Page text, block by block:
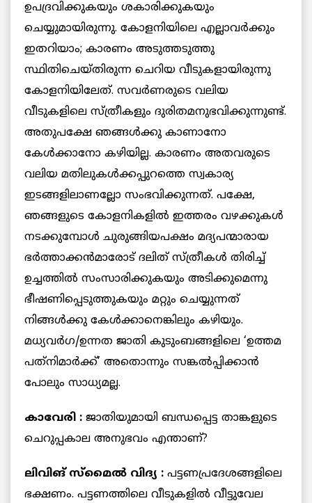
ഉപദ്രവിക്കുകയും ശകാരിക്കുകയും
ചെയ്യുമായിരുന്നു. കോളനിയിലെ എല്ലാവര്‍ക്കും
ഇതറിയാം; കാരണം അടുത്തടുത്തു
സ്ഥിതിചെയ്തിരുന്ന ചെറിയ വീടുകളായിരുന്നു
കോളനിയിലേത്. സവര്‍ണരുടെ വലിയ
വീടുകളിലെ സ്ത്രീകളും ദുരിതമനുഭവിക്കുന്നുണ്ട്.
അതുപക്ഷേ ഞങ്ങള്‍ക്കു കാണാനോ
കേള്‍ക്കാനോ കഴിയില്ല. കാരണം അതവരുടെ
വലിയ മതിലുകള്‍ക്കപ്പുറത്തെ സ്വകാര്യ
ഇടങ്ങളിലാണല്ലോ സംഭവിക്കുന്നത്. പക്ഷേ,
ഞങ്ങളുടെ കോളനികളില്‍ ഇത്തരം വഴക്കുകള്‍
നടക്കുമ്പോള്‍ ചുരുങ്ങിയപക്ഷം മദ്യപന്മാരായ
ഭര്‍ത്താക്കന്‍മാരോട് ദലിത് സ്ത്രീകള്‍ തിരിച്ച്
ഉച്ചത്തില്‍ സംസാരിക്കുകയും അടിക്കുമെന്നു
ഭീഷണിപ്പെടുത്തുകയും മറ്റും ചെയ്യുന്നത്
നിങ്ങള്‍ക്കു കേള്‍ക്കാനെങ്കിലും കഴിയും.
മധ്യവര്‍ഗ/ഉന്നത ജാതി കുടുംബങ്ങളിലെ ‘ഉത്തമ
പത്‌നിമാര്‍ക്ക്’ അതൊന്നും സങ്കല്‍പ്പിക്കാന്‍
പോലും സാധ്യമല്ല.
കാവേരി : ജാതിയുമായി ബന്ധപ്പെട്ട താങ്കളുടെ
ചെറുപ്പകാല അനുഭവം എന്താണ്?
ലിവിങ് സ്‌മൈല്‍ വിദ്യ : പട്ടണപ്രദേശങ്ങളിലെ
ഭക്ഷണം. പട്ടണത്തിലെ വീടുകളില്‍ വീട്ടുവേല